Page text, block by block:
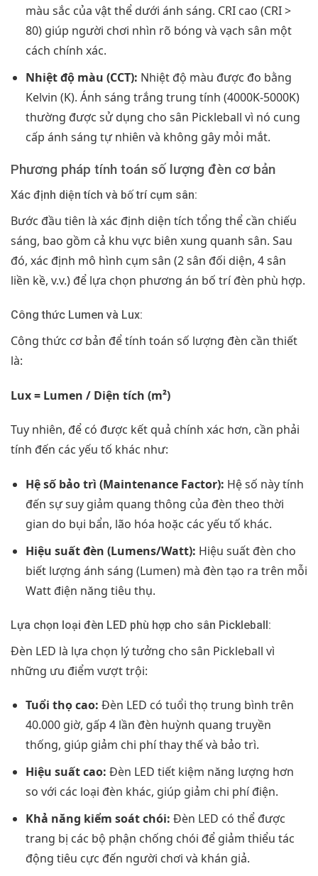
màu sắc của vật thể dưới ánh sáng. CRI cao (CRI >
80) giúp người chơi nhìn rõ bóng và vạch sân một
cách chính xác.
Nhiệt độ màu (CCT): Nhiệt độ màu được đo bằng
Kelvin (K). Ánh sáng trắng trung tính (4000K-5000K)
thường được sử dụng cho sân Pickleball vì nó cung
cấp ánh sáng tự nhiên và không gây mỏi mắt.
Phương pháp tính toán số lượng đèn cơ bản
Xác định diện tích và bố trí cụm sân:
Bước đầu tiên là xác định diện tích tổng thể cần chiếu
sáng, bao gồm cả khu vực biên xung quanh sân. Sau
đó, xác định mô hình cụm sân (2 sân đối diện, 4 sân
liền kề, v.v.) để lựa chọn phương án bố trí đèn phù hợp.
Công thức Lumen và Lux:
Công thức cơ bản để tính toán số lượng đèn cần thiết
là:
Lux = Lumen / Diện tích (m²)
Tuy nhiên, để có được kết quả chính xác hơn, cần phải
tính đến các yếu tố khác như:
Hệ số bảo trì (Maintenance Factor): Hệ số này tính
đến sự suy giảm quang thông của đèn theo thời
gian do bụi bẩn, lão hóa hoặc các yếu tố khác.
Hiệu suất đèn (Lumens/Watt): Hiệu suất đèn cho
biết lượng ánh sáng (Lumen) mà đèn tạo ra trên mỗi
Watt điện năng tiêu thụ.
Lựa chọn loại đèn LED phù hợp cho sân Pickleball:
Đèn LED là lựa chọn lý tưởng cho sân Pickleball vì
những ưu điểm vượt trội:
Tuổi thọ cao: Đèn LED có tuổi thọ trung bình trên
40.000 giờ, gấp 4 lần đèn huỳnh quang truyền
thống, giúp giảm chi phí thay thế và bảo trì.
Hiệu suất cao: Đèn LED tiết kiệm năng lượng hơn
so với các loại đèn khác, giúp giảm chi phí điện.
Khả năng kiểm soát chói: Đèn LED có thể được
trang bị các bộ phận chống chói để giảm thiểu tác
động tiêu cực đến người chơi và khán giả.